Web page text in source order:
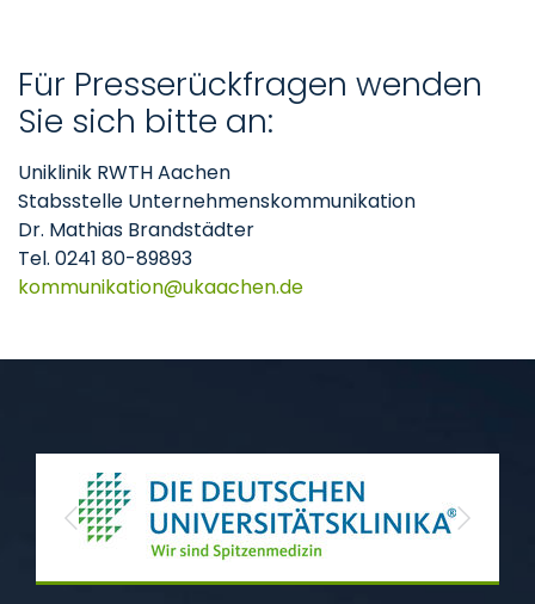
Für Presserückfragen wenden
Sie sich bitte an:
Uniklinik RWTH Aachen
Stabsstelle Unternehmenskommunikation
Dr. Mathias Brandstädter
Tel. 0241 80-89893
kommunikation
ukaachende
Previous Next